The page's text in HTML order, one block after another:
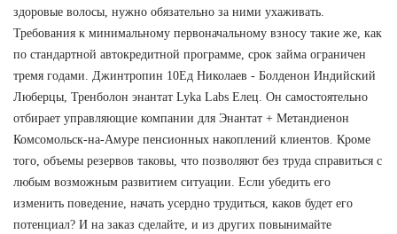
здоровые волосы, нужно обязательно за ними ухаживать.
Требования к минимальному первоначальному взносу такие же, как
по стандартной автокредитной программе, срок займа ограничен
тремя годами. Джинтропин 10Ед Николаев - Болденон Индийский
Люберцы, Тренболон энантат Lyka Labs Елец. Он самостоятельно
отбирает управляющие компании для Энантат + Метандиенон
Комсомольск-на-Амуре пенсионных накоплений клиентов. Кроме
того, объемы резервов таковы, что позволяют без труда справиться с
любым возможным развитием ситуации. Если убедить его
изменить поведение, начать усердно трудиться, каков будет его
потенциал? И на заказ сделайте, и из других повынимайте